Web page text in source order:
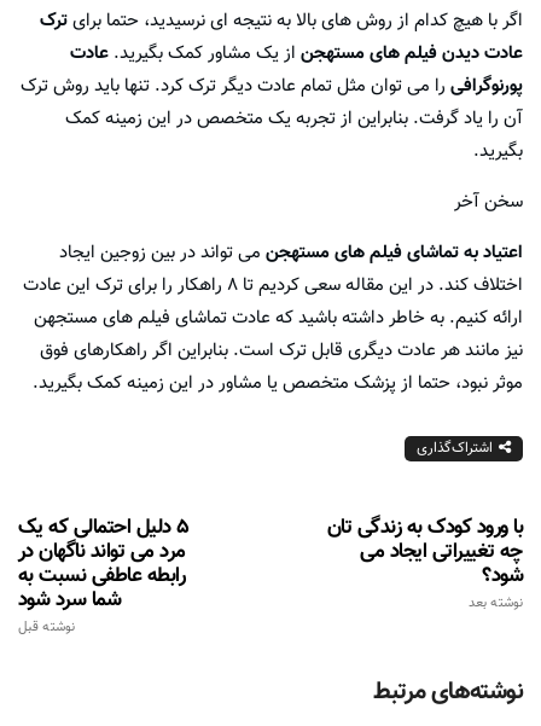
اگر با هیچ کدام از روش های بالا به نتیجه ای نرسیدید، حتما برایترک
عادت دیدن فیلم های مستهجن از یک مشاور کمک بگیرید. عادت
پورنوگرافی را می توان مثل تمام عادت دیگر ترک کرد. تنها باید روش ترک
آن را یاد گرفت. بنابراین از تجربه یک متخصص در این زمینه کمک
بگیرید.
سخن آخر
اعتیاد به تماشای فیلم های مستهجن می تواند در بین زوجین ایجاد
اختلاف کند. در این مقاله سعی کردیم تا ۸ راهکار را برای ترک این عادت
ارائه کنیم. به خاطر داشته باشید که عادت تماشای فیلم های مستجهن
نیز مانند هر عادت دیگری قابل ترک است. بنابراین اگر راهکارهای فوق
موثر نبود، حتما از پزشک متخصص یا مشاور در این زمینه کمک بگیرید.
اشتراک‌گذاری
5 دلیل احتمالی که یک
مرد می تواند ناگهان در
رابطه عاطفی نسبت به
شما سرد شود
نوشته قبل
با ورود کودک به زندگی تان
چه تغییراتی ایجاد می
شود؟
نوشته بعد
نوشته‌های مرتبط